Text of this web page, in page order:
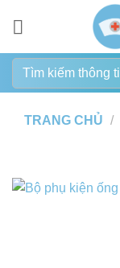
dung
Tìm
kiếm:
TRANG CHỦ /